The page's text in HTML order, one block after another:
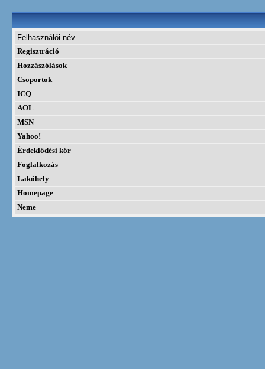
Felhasználói név
Regisztráció
Hozzászólások
Csoportok
ICQ
AOL
MSN
Yahoo!
Érdeklődési kör
Foglalkozás
Lakóhely
Homepage
Neme